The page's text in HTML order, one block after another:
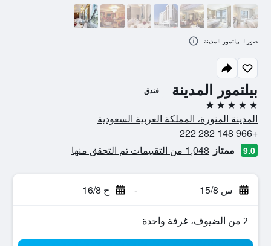
بيلتمور المدينة فندق
5 نجوم
المدينة المنورة، المملكة العربية السعودية
+966 148 282 222
9.0 ممتاز 1,048 من التقييمات تم التحقق منها
س 15/8 - ح 16/8
2 من الضيوف، غرفة واحدة
صور لـ بيلتمور المدينة